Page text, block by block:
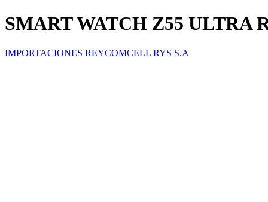
SMART WATCH Z55 ULTRA
IMPORTACIONES REYCOMCELL RYS S.A